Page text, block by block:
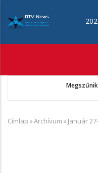
tartalomra
Morzsa
Címlap »Archívum »Január